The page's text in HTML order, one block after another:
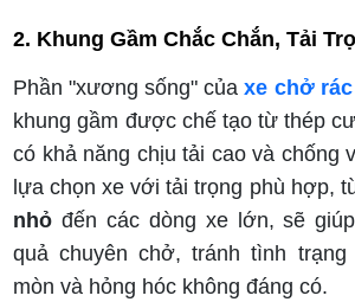
2. Khung Gầm Chắc Chắn, Tải
Phần "xương sống" củaxe chở
khung gầm được chế tạo từ thép
có khả năng chịu tải cao và chống
lựa chọn xe với tải trọng phù hợp,
nhỏ đến các dòng xe lớn, sẽ
quả chuyên chở, tránh tình
mòn và hỏng hóc không đáng có.